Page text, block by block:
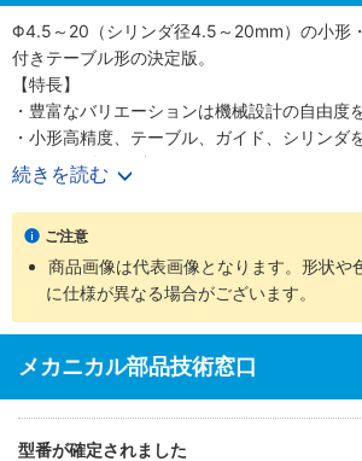
Φ4.5～20（シリンダ径4.5～20mm）の小形
付きテーブル形の決定版。
【特長】
・豊富なバリエーションは機械設計の自由度
・小形高精度、テーブル、ガイド、シリンダ
・シリンダ径6種類Φ4.5、6、8、10、12、
10、12、20mm）
・精密に長さを測定可能なストロークセンサ
【用途】
・あらゆる業界の空気圧機器や生産ラインに
続きを読む
ご注意
商品画像は代表画像となります。形状や
に仕様が異なる場合がございます。
メカニカル部品技術窓口
型番が確定されました